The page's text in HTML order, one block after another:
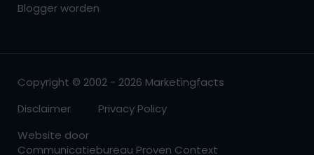
Blogger worden
Copyright © 2002 - 2026 Marketingfacts
Disclaimer
Privacy Policy
Website door
Communicatiebureau Proven Context